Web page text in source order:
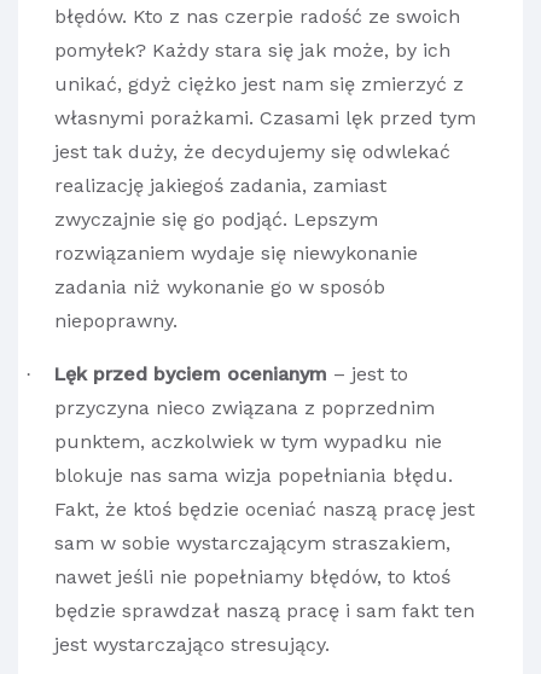
błędów. Kto z nas czerpie radość ze swoich
pomyłek? Każdy stara się jak może, by ich
unikać, gdyż ciężko jest nam się zmierzyć z
własnymi porażkami. Czasami lęk przed tym
jest tak duży, że decydujemy się odwlekać
realizację jakiegoś zadania, zamiast
zwyczajnie się go podjąć. Lepszym
rozwiązaniem wydaje się niewykonanie
zadania niż wykonanie go w sposób
niepoprawny.
· Lęk przed byciem ocenianym – jest to
przyczyna nieco związana z poprzednim
punktem, aczkolwiek w tym wypadku nie
blokuje nas sama wizja popełniania błędu.
Fakt, że ktoś będzie oceniać naszą pracę jest
sam w sobie wystarczającym straszakiem,
nawet jeśli nie popełniamy błędów, to ktoś
będzie sprawdzał naszą pracę i sam fakt ten
jest wystarczająco stresujący.